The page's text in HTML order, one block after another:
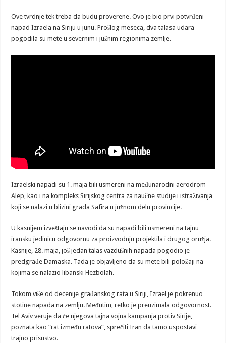
Ove tvrdnje tek treba da budu proverene. Ovo je bio prvi potvrđeni
napad Izraela na Siriju u junu. Prošlog meseca, dva talasa udara
pogodila su mete u severnim i južnim regionima zemlje.
Izraelski napadi su 1. maja bili usmereni na međunarodni aerodrom
Alep, kao i na kompleks Sirijskog centra za naučne studije i istraživanja
koji se nalazi u blizini grada Safira u južnom delu provincije.
U kasnijem izveštaju se navodi da su napadi bili usmereni na tajnu
iransku jedinicu odgovornu za proizvodnju projektila i drugog oružja.
Kasnije, 28. maja, još jedan talas vazdušnih napada pogodio je
predgrađe Damaska. Tada je objavljeno da su mete bili položaji na
kojima se nalazio libanski Hezbolah.
Tokom više od decenije građanskog rata u Siriji, Izrael je pokrenuo
stotine napada na zemlju. Međutim, retko je preuzimala odgovornost.
Tel Aviv veruje da će njegova tajna vojna kampanja protiv Sirije,
poznata kao “rat između ratova”, sprečiti Iran da tamo uspostavi
trajno prisustvo.